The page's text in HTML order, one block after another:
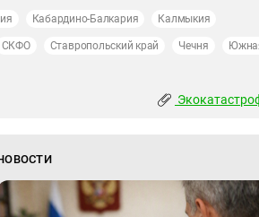
Кабардино-Балкария Калмыкия
СКФО Ставропольский край Чечня